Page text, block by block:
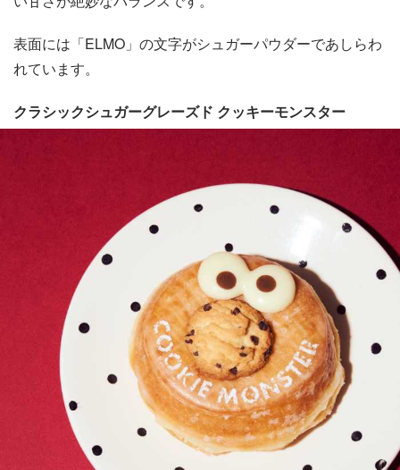
表面には「ELMO」の文字がシュガーパウダーであしらわ
れています。
クラシックシュガーグレーズド クッキーモンスター